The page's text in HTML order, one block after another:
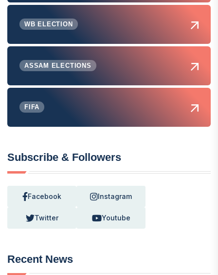
WB ELECTION
ASSAM ELECTIONS
FIFA
Subscribe & Followers
Facebook Instagram
Twitter Youtube
Recent News